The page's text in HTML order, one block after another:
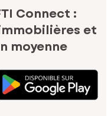
Connect :
et
moyenne